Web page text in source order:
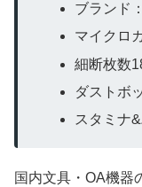
ブランド
マイクロ
細断枚数
ダストボ
スタミナ
国内文具・OA機器